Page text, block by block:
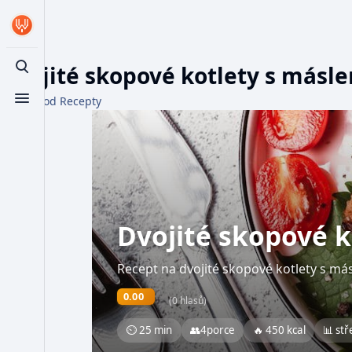
Toggle search
Toggle menu
Dvojité skopové kotlety s
Z WikiFood Recepty
Dvojité skopové
Recept na dvojité skopové kotlety s
0.00 (0 hlasů)
⏲ 25 min 👥4porce 🔥 450 kcal 📊